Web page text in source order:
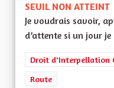
SEUIL NON ATTEINT
Je voudrais savoir,
d’attente si un jour
Droit d'Interpellation
Route